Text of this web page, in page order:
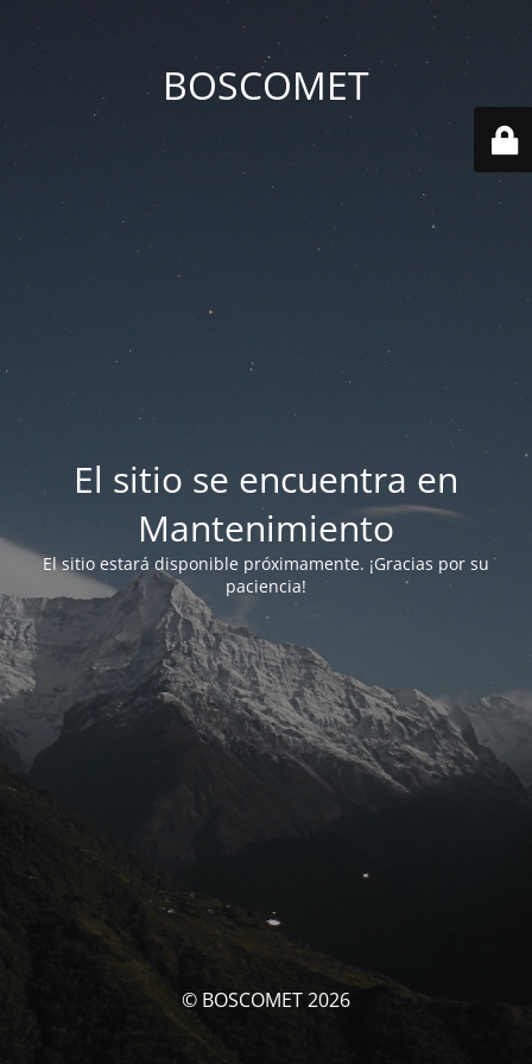
BOSCOMET
El sitio se encuentra en
Mantenimiento
El sitio estará disponible próximamente. ¡Gracias por su
paciencia!
© BOSCOMET 2026